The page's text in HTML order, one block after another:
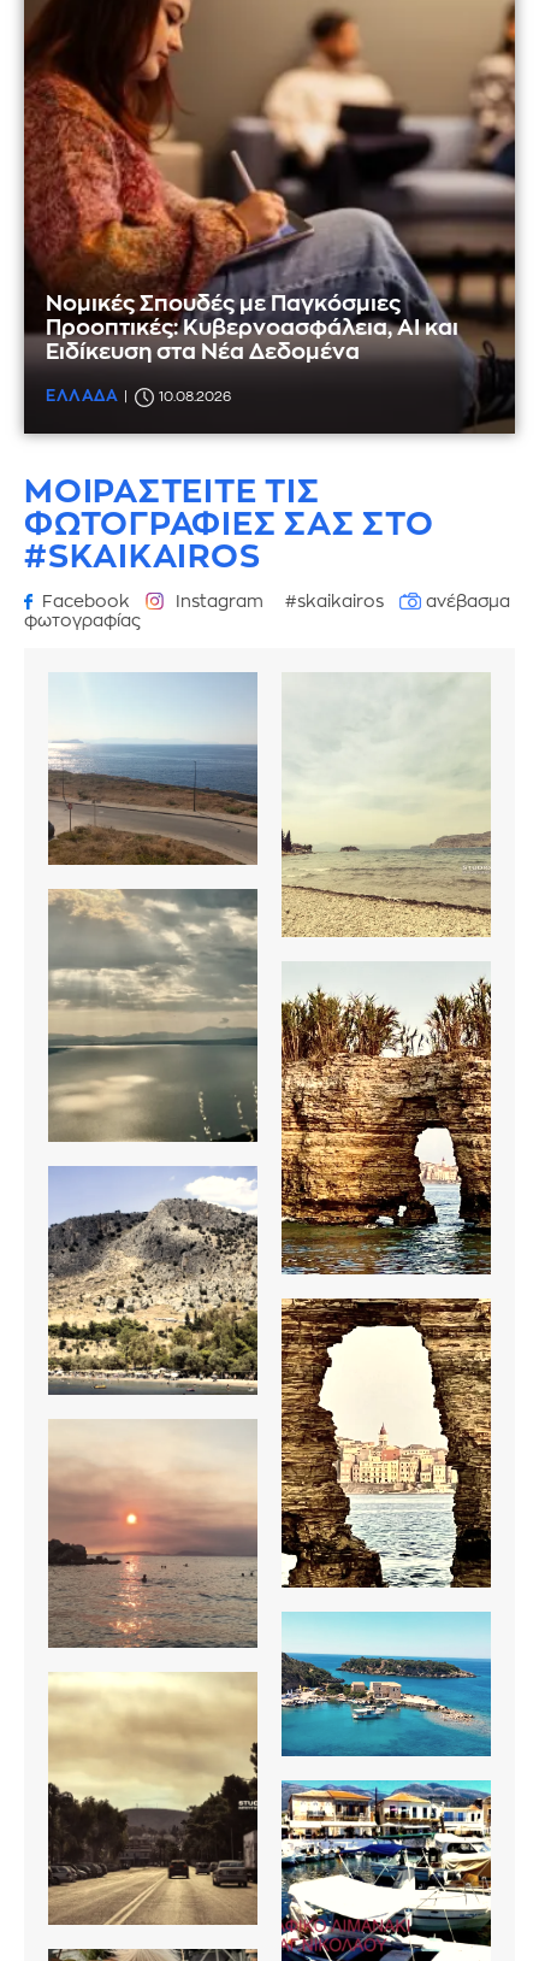
Νομικές Σπουδές με Παγκόσμιες
Προοπτικές: Κυβερνοασφάλεια, AI και
Ειδίκευση στα Νέα Δεδομένα
ΕΛΛΑΔΑ 10.08.2026
ΜΟΙΡΑΣΤΕΙΤΕ ΤΙΣ
ΦΩΤΟΓΡΑΦΙΕΣ ΣΑΣ ΣΤΟ
#SKAIKAIROS
Facebook Instagram #skaikairos
ανέβασμα
φωτογραφίας